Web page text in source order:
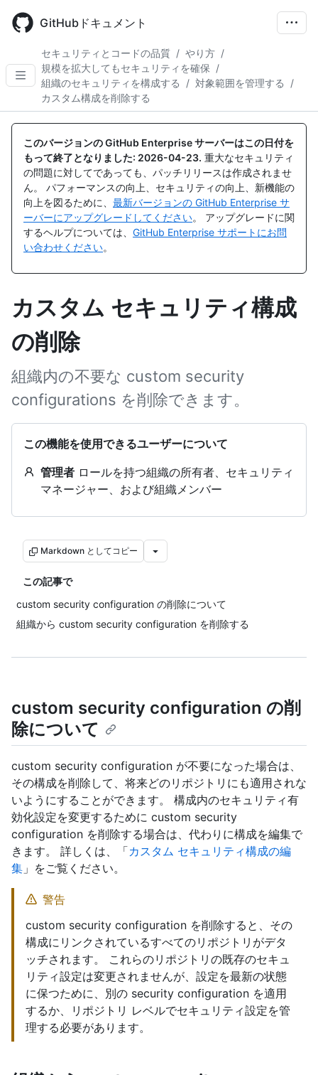
main
GitHubドキュメント
セキュリティとコードの品質 / やり方 /
規模を拡大してもセキュリティを確保 /
組織のセキュリティを構成する
/ 対象範囲を管理する
/
カスタム構成を削除する
このバージョンの GitHub Enterprise サーバーはこの日付を
もって終了となりました: 2026-04-23. 重大なセキュリティ
の問題に対してであっても、パッチリリースは作成されませ
ん。 パフォーマンスの向上、セキュリティの向上、新機能の
向上を図るために、 最新バージョンの GitHub Enterprise サ
ーバーにアップグレードしてください。 アップグレードに関
するヘルプについては、 GitHub Enterprise サポートにお問
い合わせください。
カスタム セキュリティ構成
の削除
組織内の不要な custom security
configurations を削除できます。
この機能を使用できるユーザーについて
管理者 ロールを持つ組織の所有者、セキュリティ
マネージャー、および組織メンバー
Markdown としてコピー
この記事で
custom security configuration の削除について
組織から custom security configuration を削除する
custom security configuration の削
除について
custom security configuration が不要になった場合は、
その構成を削除して、将来どのリポジトリにも適用されな
いようにすることができます。 構成内のセキュリティ有
効化設定を変更するために custom security
configuration を削除する場合は、代わりに構成を編集で
きます。 詳しくは、「カスタム セキュリティ構成の編
集 」をご覧ください。
警告
custom security configuration を削除すると、その
構成にリンクされているすべてのリポジトリがデタ
ッチされます。 これらのリポジトリの既存のセキュ
リティ設定は変更されませんが、設定を最新の状態
に保つために、別の security configuration を適用
するか、リポジトリ レベルでセキュリティ設定を管
理する必要があります。